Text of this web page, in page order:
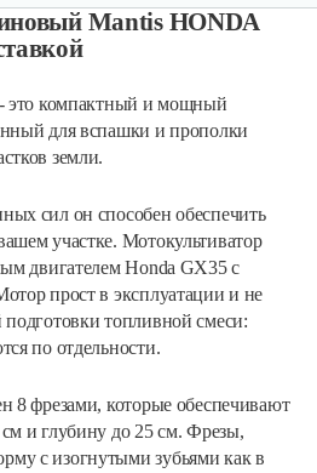
Mantis HONDA
это компактный и мощный
для вспашки и прополки
земли.
сил он способен обеспечить
участке. Мотокультиватор
двигателем Honda GX35 с
прост в эксплуатации и не
подготовки топливной смеси:
по отдельности.
8 фрезами, которые обеспечивают
и глубину до 25 см. Фрезы,
с изогнутыми зубьями как в